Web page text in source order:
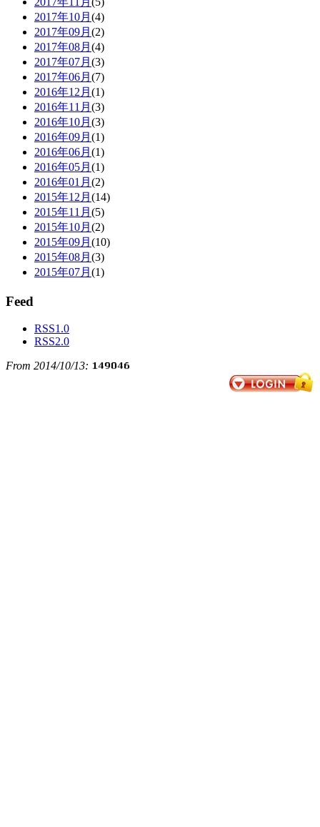
2017年10月 (4)
2017年09月 (2)
2017年08月 (4)
2017年07月 (3)
2017年06月 (7)
2016年12月 (1)
2016年11月 (3)
2016年10月 (3)
2016年09月 (1)
2016年06月 (1)
2016年05月 (1)
2016年01月 (2)
2015年12月 (14)
2015年11月 (5)
2015年10月 (2)
2015年09月 (10)
2015年08月 (3)
2015年07月 (1)
Feed
RSS1.0
RSS2.0
From 2014/10/13: